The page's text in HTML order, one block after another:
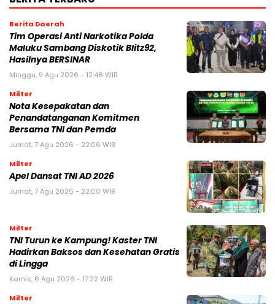
Berita Daerah
Tim Operasi Anti Narkotika Polda
Maluku Sambang Diskotik Blitz92,
Hasilnya BERSINAR
Minggu, 9 Agu 2026 - 12:46 WIB
Milter
Nota Kesepakatan dan
Penandatanganan Komitmen
Bersama TNI dan Pemda
Jumat, 7 Agu 2026 - 22:06 WIB
Milter
Apel Dansat TNI AD 2026
Jumat, 7 Agu 2026 - 22:00 WIB
Milter
TNI Turun ke Kampung! Kaster TNI
Hadirkan Baksos dan Kesehatan Gratis
di Lingga
Kamis, 6 Agu 2026 - 17:22 WIB
Milter